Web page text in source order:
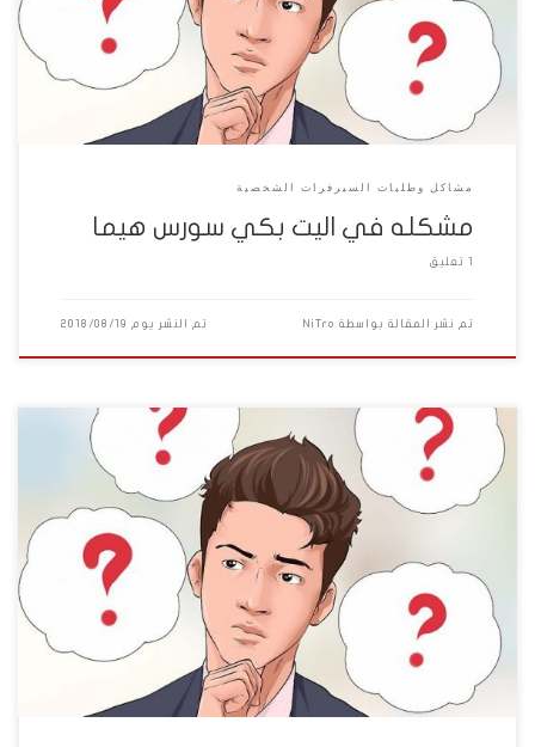
بس
مشاكل وطلبات السيرفرات الشخصية
مشكله في اليت بكي سورس هيما
1 تعليق
تم نشر المقالة بواسطة NiTro تم النشر يوم 2018/08/19
لو حد يعرف حل المشكله دي او معاه سستم الجانج كامل يجبهولي لما
بدوس علي الجانج بتطلعلي الرساله دي…!!